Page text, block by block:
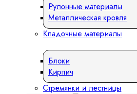
Рулонные материалы
Металлическая кровля
Кладочные материалы
Блоки
Кирпич
Стремянки и лестницы